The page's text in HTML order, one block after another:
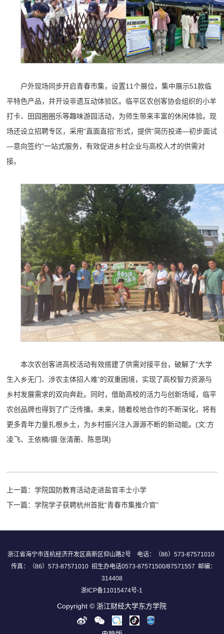
户外现场同步开启青春市集，设置11个展位，集中展示51款临
平特色产品，并开设非遗互动体验区。临平区农创客协会组织的小羊
打卡、田园圈圈乐等趣味游园活动，为师生带来丰富的休闲体验。现
场还设立招聘专区，采用“直面直招”形式，提供“简历投递—初步面试
—意向签约”一站式服务，有效促进乡村企业与高校人才的供需对
接。
本次农创客进高校活动有效搭建了供需对接平台，破解了“大学
生入乡无门、涉农主体招人难”的双重困境，实现了高校智力资源与
乡村发展需求的双向奔赴。同时，借助高校的活力与创新场域，临平
农创品牌也得到了广泛传播。未来，随着校地合作的不断深化，将有
更多青年力量扎根乡土，为乡村振兴注入源源不断的新动能。(文:方
凌飞、王依楠/摄:张清蘅、陈恩琪)
上一篇：学院国防教育活动走进盐官丰士小学
下一篇：学院学子获聘杭州首批“青春市集推介官”
浙江省海宁市连杭经济开发区高新区仰山路2号 电话：（86）573-87571010
传真：（86）573-87571010 招生办电话0573-87571500/87571557 邮编：
314408
浙ICP备11015474号-1
Copyright © 浙江财经大学东方学院